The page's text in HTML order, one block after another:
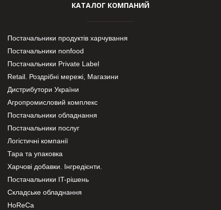
КАТАЛОГ КОМПАНИЙ
Постачальники продуктів харчування
Постачальники nonfood
Постачальники Private Label
Retail. Роздрібні мережі, Магазини
Дистрибутори України
Агропромисловий комплекс
Постачальники обладнання
Постачальники послуг
Логістичні компанії
Тара та упаковка
Харчові добавки. Інгредієнти.
Постачальники IT-рішень
Складське обладнання
HoReCa